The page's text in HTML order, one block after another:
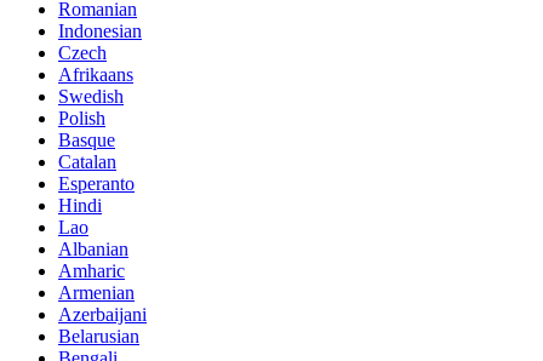
Romanian
Indonesian
Czech
Afrikaans
Swedish
Polish
Basque
Catalan
Esperanto
Hindi
Lao
Albanian
Amharic
Armenian
Azerbaijani
Belarusian